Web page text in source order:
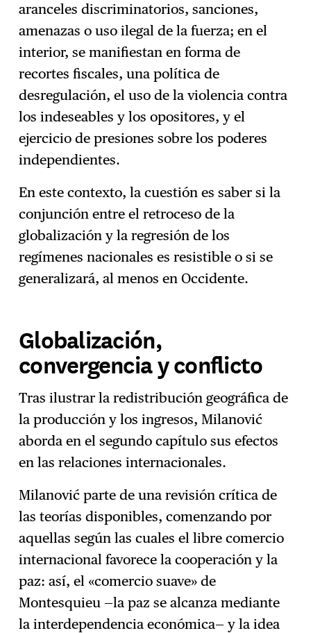
aranceles discriminatorios, sanciones,
amenazas o uso ilegal de la fuerza; en el
interior, se manifiestan en forma de
recortes fiscales, una política de
desregulación, el uso de la violencia contra
los indeseables y los opositores, y el
ejercicio de presiones sobre los poderes
independientes.
En este contexto, la cuestión es saber si la
conjunción entre el retroceso de la
globalización y la regresión de los
regímenes nacionales es resistible o si se
generalizará, al menos en Occidente.
Globalización,
convergencia y conflicto
Tras ilustrar la redistribución geográfica de
la producción y los ingresos, Milanović
aborda en el segundo capítulo sus efectos
en las relaciones internacionales.
Milanović parte de una revisión crítica de
las teorías disponibles, comenzando por
aquellas según las cuales el libre comercio
internacional favorece la cooperación y la
paz: así, el «comercio suave» de
Montesquieu —la paz se alcanza mediante
la interdependencia económica— y la idea